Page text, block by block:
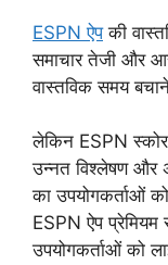
ESPN ऐपकी
समाचार तेजी और
वास्तविक समय
लेकिन ESPN
उन्नत विश्लेषण और
का उपयोगकर्ताओं
ESPN ऐप
उपयोगकर्ताओं को